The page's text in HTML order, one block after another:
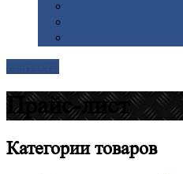
Прайс-лист
Категориитоваров